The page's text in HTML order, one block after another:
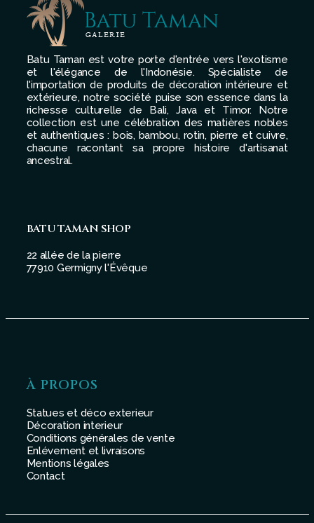
Batu Taman est votre porte d'entrée vers l'exotisme
et l'élégance de l'Indonésie. Spécialiste de
l'importation de produits de décoration intérieure et
extérieure, notre société puise son essence dans la
richesse culturelle de Bali, Java et Timor. Notre
collection est une célébration des matières nobles
et authentiques : bois, bambou, rotin, pierre et cuivre,
chacune racontant sa propre histoire d'artisanat
ancestral.
BATU TAMAN SHOP
22 allée de la pierre
77910 Germigny l'Évêque
À PROPOS
Statues et déco exterieur
Décoration interieur
Conditions générales de vente
Enlévement et livraisons
Mentions légales
Contact